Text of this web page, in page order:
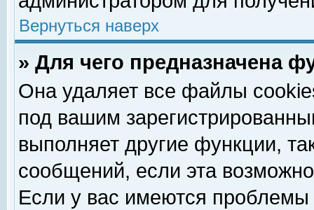
Вернуться наверх
» Для чего предназначена
Она удаляет все файлы
под вашим
выполняет другие функции,
сообщений, если эта
Если у вас имеются